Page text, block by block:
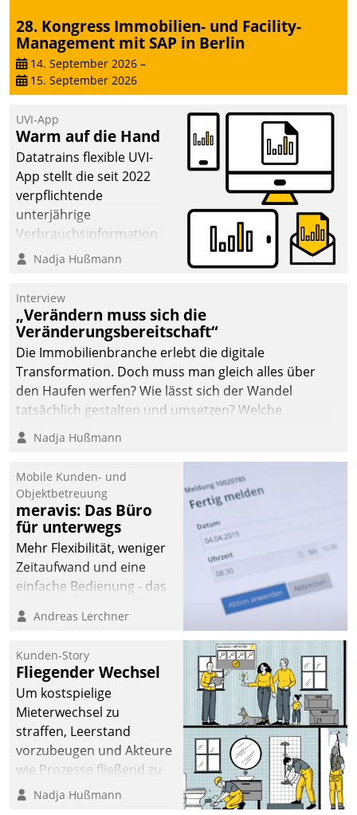
28. Kongress Immobilien- und Facility-
Management mit SAP in Berlin
14. September 2026 –
15. September 2026
UVI-App
Warm auf die Hand
Datatrains flexible UVI-
App stellt die seit 2022
verpflichtende
unterjährige
Verbrauchsinformation
schnell, zuverlässig und
Die monatlichen
Mitteilungen zum
Heizungs- und
Wasserverbrauch gehen
automatisiert, vollständig
und auf Wunsch über
mehrere zuvor
Kommunikationswege bei
Nadja Hußmann
Interview
„Verändern muss sich die
Veränderungsbereitschaft“
Die Immobilienbranche erlebt die digitale
Transformation. Doch muss man gleich alles über
den Haufen werfen? Wie lässt sich der Wandel
tatsächlich gestalten und umsetzen? Welche
Argumente zählen wirklich?
Nadja Hußmann
Mobile Kunden- und
Objektbetreuung
meravis: Das Büro
für unterwegs
Mehr Flexibilität, weniger
Zeitaufwand und eine
einfache Bedienung - das
Cockpit für mobile
Datatrain. Die meravis
Wohnungsbau- und
Immobilien GmbH hat
sich dabei für den Betrieb
der Lösung über die SAP
Cloud Platform
entschieden - als erstes
Unternehmen am
Andreas Lerchner
Kunden-Story
Fliegender Wechsel
Um kostspielige
Mieterwechsel zu
straffen, Leerstand
vorzubeugen und Akteure
wie Prozesse fließend zu
vernetzen, nutzt die
Nadja Hußmann